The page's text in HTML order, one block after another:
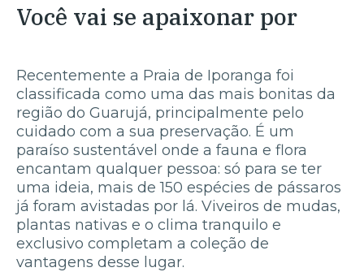
Você vai se apaixonar por
Recentemente a Praia de Iporanga foi
classificada como uma das mais bonitas da
região do Guarujá, principalmente pelo
cuidado com a sua preservação. É um
paraíso sustentável onde a fauna e flora
encantam qualquer pessoa: só para se ter
uma ideia, mais de 150 espécies de pássaros
já foram avistadas por lá. Viveiros de mudas,
plantas nativas e o clima tranquilo e
exclusivo completam a coleção de
vantagens desse lugar.